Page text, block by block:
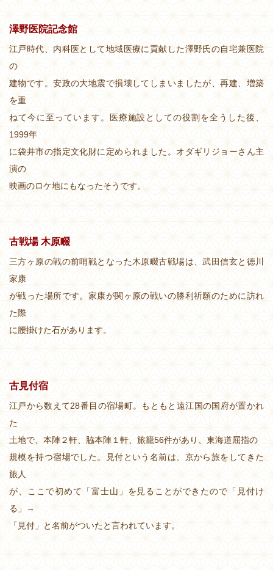
澤野医院記念館
江戸時代、内科医として地域医療に貢献した澤野氏の自宅兼医院
の
建物です。安政の大地震で損壊してしまいましたが、再建、増築
を重
ねて今に至っています。医療施設としての役割を全うした後、
1999年
に袋井市の指定文化財に定められました。オダギリジョーさん主
演の
映画のロケ地にもなったそうです。
古戦場 木原畷
三方ヶ原の戦の前哨戦となった木原畷古戦場は、武田信玄と徳川
家康
が戦った場所です。家康が関ヶ原の戦いの勝利祈願のために訪れ
た際
に腰掛けた石があります。
古見付宿
江戸から数えて28番目の宿場町。もともと遠江国の国府が置かれ
た
土地で、本陣２軒、脇本陣１軒、旅籠56件があり、東海道屈指の
規模を持つ宿場でした。見付という名前は、京から旅をしてきた
旅人
が、ここで初めて「富士山」を見ることができたので「見付け
る」→
「見付」と名前がついたと言われています。